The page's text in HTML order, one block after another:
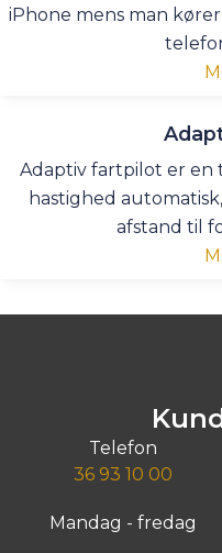
iPhone mens man
Adaptiv fartpilot er en
hastighed
afstand til
Telefon
36 93 10 00
Mandag - fredag